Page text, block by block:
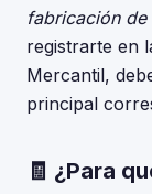
fabricación de
registrarte en
Mercantil,
principal
🧾 ¿Para